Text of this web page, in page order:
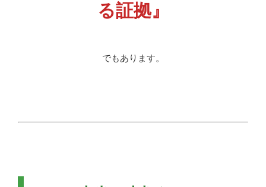
る証拠』
でもあります。